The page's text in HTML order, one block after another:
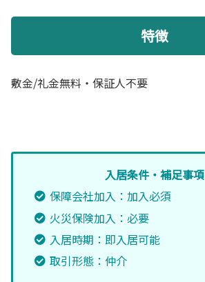
特徴
敷金/礼金無料・保証人不要
入居条件・補足事項
保障会社加入：加入必須
火災保険加入：必要
入居時期：即入居可能
取引形態：仲介